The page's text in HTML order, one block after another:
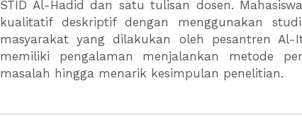
STID Al-Hadid dan satu tulisan dosen.
kualitatif deskriptif dengan menggunakan
masyarakat yang dilakukan oleh pesantren
memiliki pengalaman menjalankan metode
masalah hingga menarik kesimpulan penelitian.